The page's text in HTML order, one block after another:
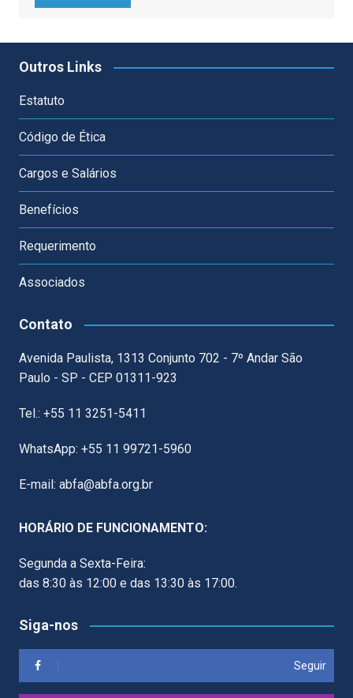
Outros Links
Estatuto
Código de Ética
Cargos e Salários
Benefícios
Requerimento
Associados
Contato
Avenida Paulista, 1313 Conjunto 702 - 7º Andar São
Paulo - SP - CEP 01311-923
Tel.: +55 11 3251-5411
WhatsApp: +55 11 99721-5960
E-mail: abfa@abfa.org.br
HORÁRIO DE FUNCIONAMENTO:
Segunda a Sexta-Feira:
das 8:30 às 12:00 e das 13:30 às 17:00.
Siga-nos
Seguir